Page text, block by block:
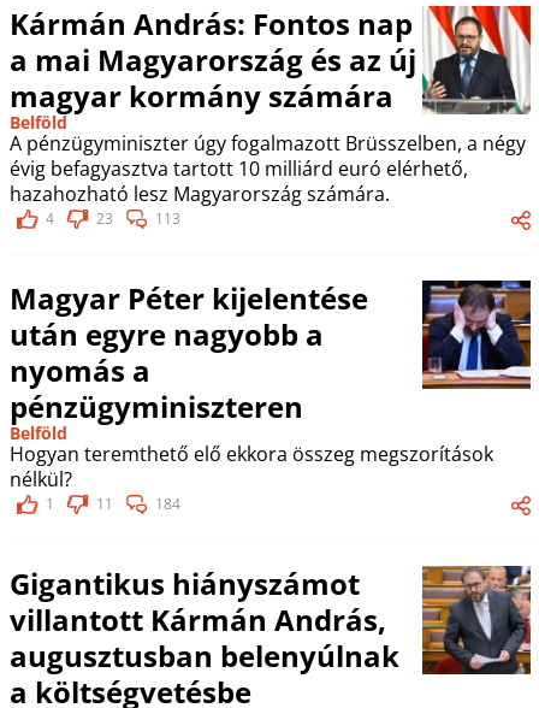
Kármán András: Fontos nap
a mai Magyarország és az új
magyar kormány számára
Belföld
A pénzügyminiszter úgy fogalmazott Brüsszelben, a négy
évig befagyasztva tartott 10 milliárd euró elérhető,
hazahozható lesz Magyarország számára.
4 23 113
Magyar Péter kijelentése
után egyre nagyobb a
nyomás a
pénzügyminiszteren
Belföld
Hogyan teremthető elő ekkora összeg megszorítások
nélkül?
1 11 184
Gigantikus hiányszámot
villantott Kármán András,
augusztusban belenyúlnak
a költségvetésbe